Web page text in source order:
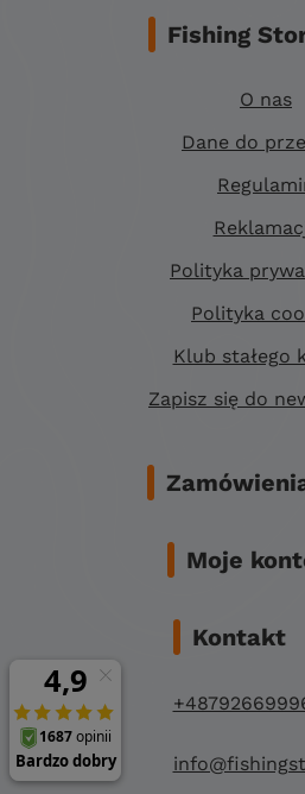
Fishing
O nas
Dane do
Polityka
Polityka
Klub stałego
Zapisz się do
Moje
Kontakt